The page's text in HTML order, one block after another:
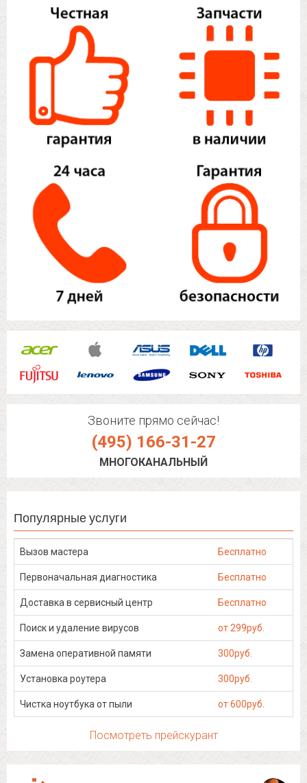
Звоните прямо сейчас!
(495) 166-31-27
МНОГОКАНАЛЬНЫЙ
Популярные услуги
Вызов мастера Бесплатно
Первоначальная диагностика Бесплатно
Доставка в сервисный центр Бесплатно
Поиск и удаление вирусов от 299руб.
Замена оперативной памяти 300руб.
Установка роутера 300руб.
Чистка ноутбука от пыли от 600руб.
Посмотреть прейскурант